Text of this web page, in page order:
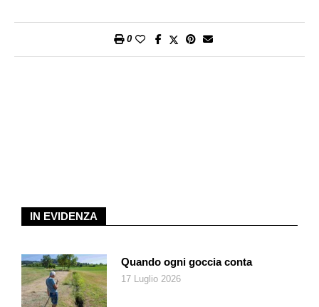
la comunità circassa di Newark nel New Jersey. È una storia
vedrete alle Olimpiadi» dice fiero agli amici con i quali ama
ritrovarsi a mangiare, bere e scherzare, a proposito
si pensa in grande ma si cerca di arrangiarsi con qualche
trovata estemporanea. Tra gli amici del protagonista c’è l’ex
avvocato Aslan che vorrebbe aprire un ristorante dal nome
0
IN EVIDENZA
Quando ogni goccia conta
17 Luglio 2026